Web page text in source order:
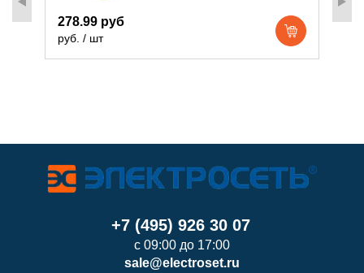
278.99 руб
руб. / шт
+7 (495) 926 30 07
с 09:00 до 17:00
sale@electroset.ru